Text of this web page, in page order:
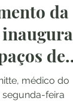
da
de
médico do
segunda-feira